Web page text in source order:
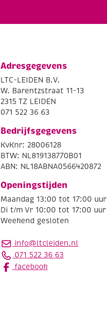
Adresgegevens
LTC-LEIDEN B.V.
W. Barentzstraat 11-13
2315 TZ LEIDEN
071 522 36 63
Bedrijfsgegevens
KvKnr: 28006128
BTW: NL819138770B01
ABN: NL18ABNA0566420872
Openingstijden
Maandag 13:00 tot 17:00 uur
Di t/m Vr 10:00 tot 17:00 uur
Weekend gesloten
info@ltcleiden.nl
071 522 36 63
facebook